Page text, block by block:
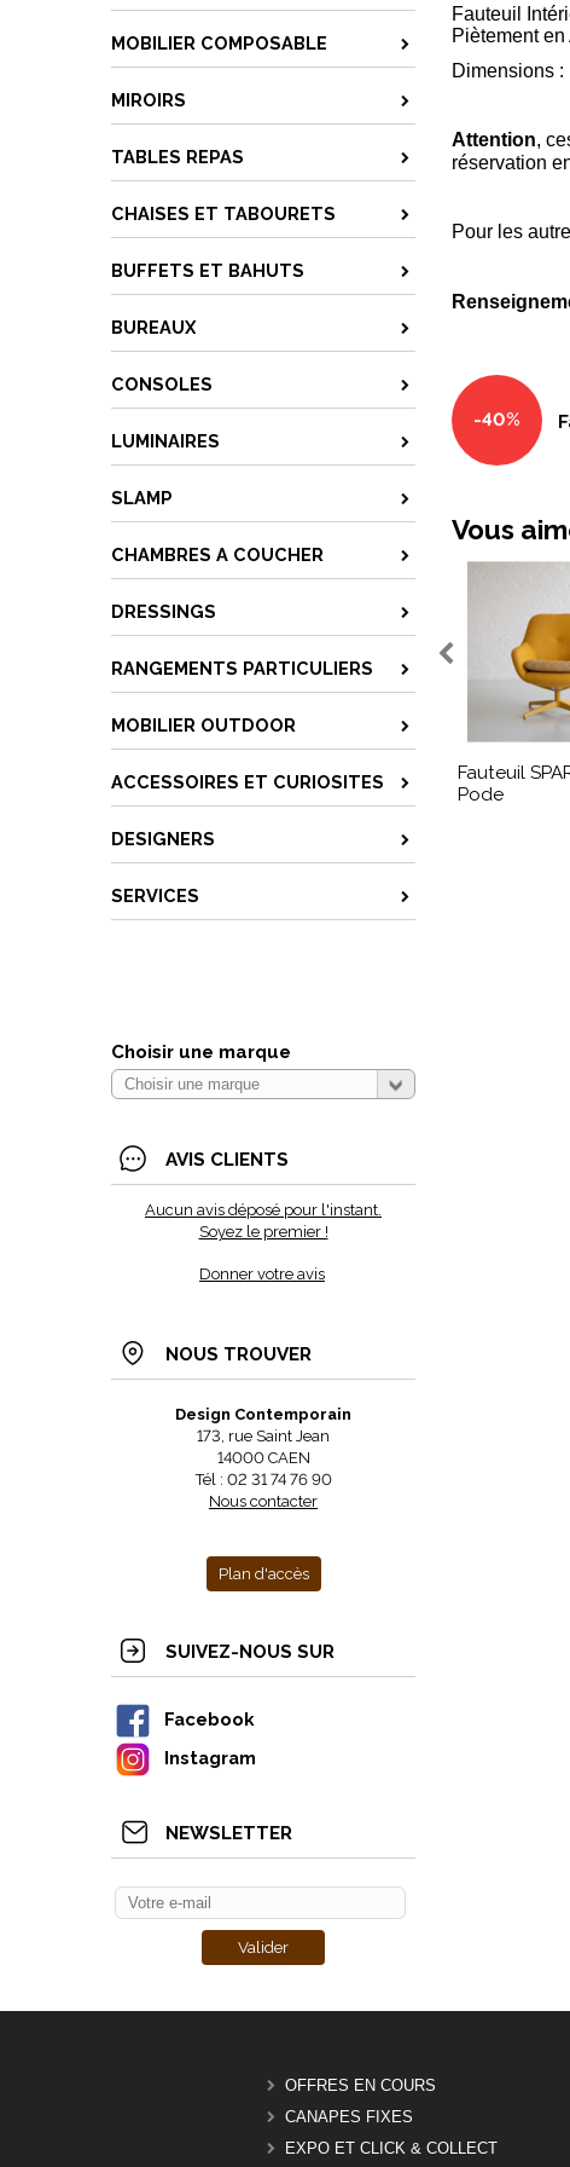
MOBILIER COMPOSABLE
MIROIRS
TABLES REPAS
CHAISES ET TABOURETS
BUFFETS ET BAHUTS
BUREAUX
CONSOLES
LUMINAIRES
SLAMP
CHAMBRES A COUCHER
DRESSINGS
RANGEMENTS PARTICULIERS
MOBILIER OUTDOOR
ACCESSOIRES ET CURIOSITES
DESIGNERS
SERVICES
Choisir une marque
AVIS CLIENTS
Aucun avis déposé pour l'instant.
Soyez le premier !
Donner votre avis
NOUS TROUVER
Design Contemporain
173, rue Saint Jean
14000 CAEN
Tél : 02 31 74 76 90
Nous contacter
Plan d'accès
SUIVEZ-NOUS SUR
Facebook
Instagram
NEWSLETTER
Fauteuil
Piètement
Dimensions
Attention,
réservation
Pour les
-40%
Vous
Fauteuil
Pode
OFFRES EN COURS
CANAPES FIXES
EXPO ET CLICK & COLLECT